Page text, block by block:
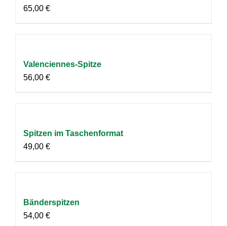
65,00 €
Valenciennes-Spitze
56,00 €
Spitzen im Taschenformat
49,00 €
Bänderspitzen
54,00 €